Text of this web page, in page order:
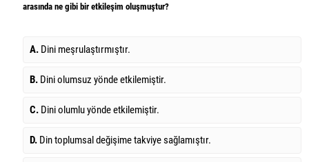
arasında ne gibi bir etkileşim oluşmuştur?
A. Dini meşrulaştırmıştır.
B. Dini olumsuz yönde etkilemiştir.
C. Dini olumlu yönde etkilemiştir.
D. Din toplumsal değişime takviye sağlamıştır.